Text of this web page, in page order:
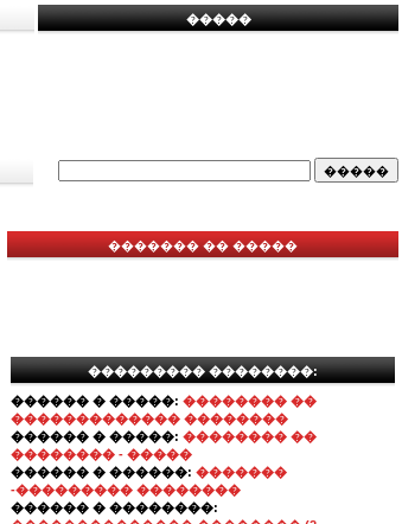
�����
������� �� �����
��������� ��������:
������ � �����: �������� ��
������������� ��������
������ � �����: �������� ��
�������� - �����
������ � ������: �������
-��������� ��������
������ � ��������: